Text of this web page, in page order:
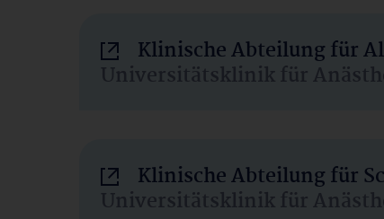
Klinische Abteilung für
Universitätsklinik für
Klinische Abteilung für
Universitätsklinik für